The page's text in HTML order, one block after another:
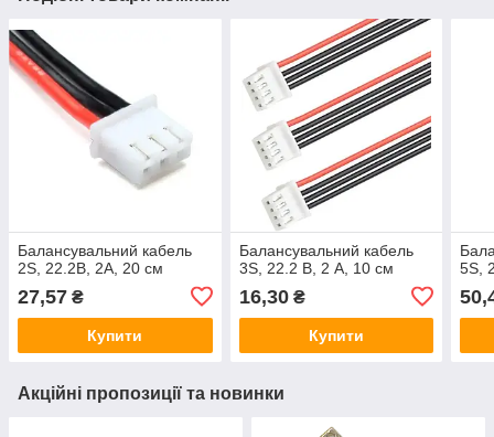
Балансувальний кабель
2S, 22.2В, 2А, 20 см
27,57 ₴
Купити
Балансувальний кабель
3S, 22.2 В, 2 А, 10 см
16,30₴
Купити
5S,
Акційні пропозиції та новинки